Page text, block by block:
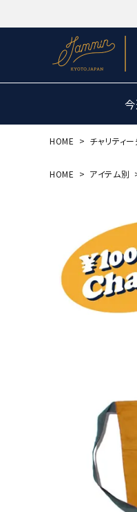
HOME チャリティ
HOME アイテム別